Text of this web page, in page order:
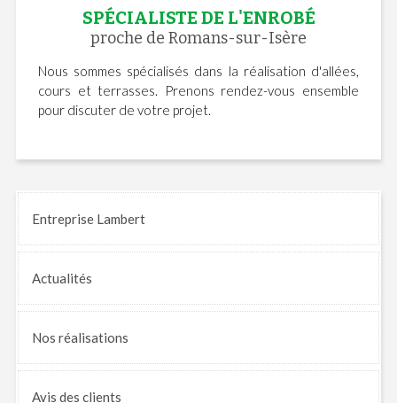
SPÉCIALISTE DE L'ENROBÉ
proche de Romans-sur-Isère
Nous sommes spécialisés dans la réalisation d'allées,
cours et terrasses. Prenons rendez-vous ensemble
pour discuter de votre projet.
Entreprise Lambert
Actualités
Nos réalisations
Avis des clients